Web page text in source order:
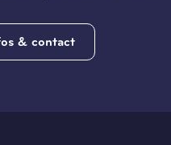
& contact